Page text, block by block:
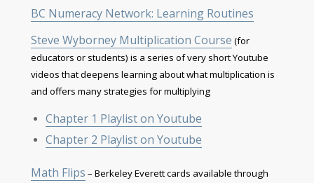
BC Numeracy Network: Learning Routines
Steve Wyborney Multiplication Course (for
educators or students) is a series of very short Youtube
videos that deepens learning about what multiplication is
and offers many strategies for multiplying
Chapter 1 Playlist on Youtube
Chapter 2 Playlist on Youtube
Math Flips – Berkeley Everett cards available through